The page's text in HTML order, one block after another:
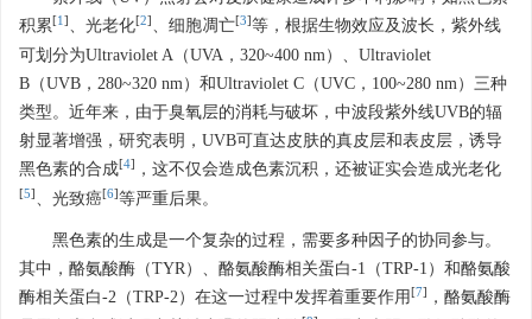
积累[1 ] 、光老化[2] 、细胞凋亡[3]等，根据生物效应及波长，紫外线
可划分为Ultraviolet A（UVA，320~400 nm）、Ultraviolet
B（UVB，280~320 nm）和Ultraviolet C（UVC，100~280 nm）三种
类型。近年来，由于臭氧层的消耗与破坏，中波段紫外线UVB的辐
射显著增强，研究表明，UVB可直达皮肤的真皮层和表皮层，诱导
黑色素的合成[4] ，这不仅会造成色素沉积，还被证实会造成光老化
[5] 、光致癌[6]等严重后果。
黑色素的生成是一个复杂的过程，需要多种因子的协同参与。
其中，酪氨酸酶（TYR）、酪氨酸酶相关蛋白-1（TRP-1）和酪氨酸
酶相关蛋白-2（TRP-2）在这一过程中发挥着重要作用 [7]
，酪氨酸酶